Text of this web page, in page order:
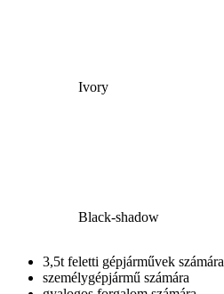
Ivory
Black-shadow
3,5t feletti gépjárművek számára
személygépjármű számára